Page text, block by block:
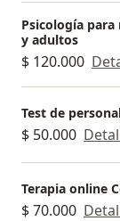
Psicología para
y adultos
$ 120.000
Test de
$ 50.000
Terapia online
$ 70.000